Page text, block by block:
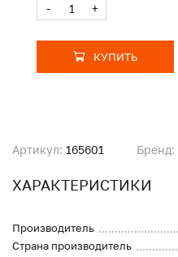
Артикул: 165601 Бренд:
ХАРАКТЕРИСТИКИ
Производитель
Страна производитель
- +
КУПИТЬ